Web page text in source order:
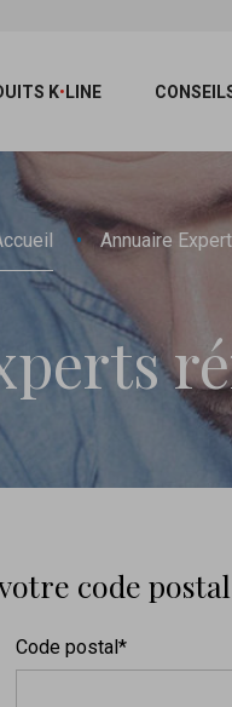
K•LINE
Annuaire
votre code
Code postal*